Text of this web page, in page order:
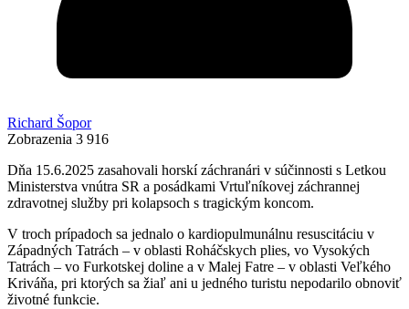
Richard Šopor
Zobrazenia 3 916
Dňa 15.6.2025 zasahovali horskí záchranári v súčinnosti s Letkou
Ministerstva vnútra SR a posádkami Vrtuľníkovej záchrannej
zdravotnej služby pri kolapsoch s tragickým koncom.
V troch prípadoch sa jednalo o kardiopulmunálnu resuscitáciu v
Západných Tatrách – v oblasti Roháčskych plies, vo Vysokých
Tatrách – vo Furkotskej doline a v Malej Fatre – v oblasti Veľkého
Kriváňa, pri ktorých sa žiaľ ani u jedného turistu nepodarilo obnoviť
životné funkcie.